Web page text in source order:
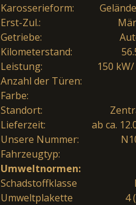
Karosserieform:
Erst-Zul.:
Getriebe:
Kilometerstand:
Leistung:
150 kW/
Anzahl der Türen:
Farbe:
Standort:
Lieferzeit:
ab ca.
Unsere Nummer:
Fahrzeugtyp:
Umweltnormen:
Schadstoffklasse
Umweltplakette
4